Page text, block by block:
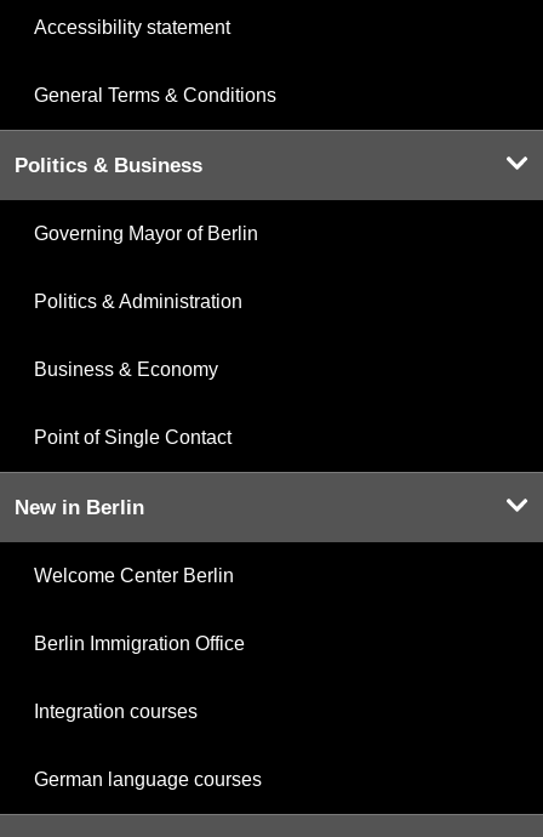
Accessibility statement
General Terms & Conditions
Politics & Business
Governing Mayor of Berlin
Politics & Administration
Business & Economy
Point of Single Contact
New in Berlin
Welcome Center Berlin
Berlin Immigration Office
Integration courses
German language courses